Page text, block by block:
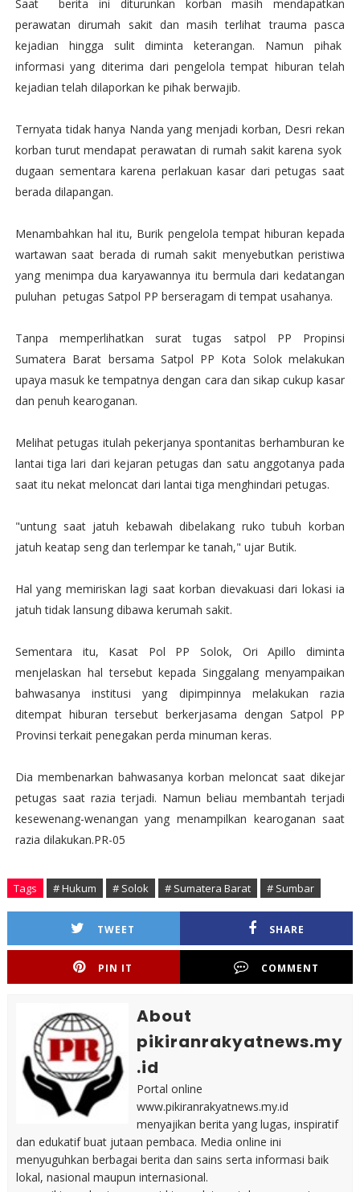
Saat berita ini diturunkan korban masih mendapatkan
perawatan dirumah sakit dan masih terlihat trauma pasca
kejadian hingga sulit diminta keterangan. Namun pihak
informasi yang diterima dari pengelola tempat hiburan telah
kejadian telah dilaporkan ke pihak berwajib.
Ternyata tidak hanya Nanda yang menjadi korban, Desri rekan
korban turut mendapat perawatan di rumah sakit karena syok
dugaan sementara karena perlakuan kasar dari petugas saat
berada dilapangan.
Menambahkan hal itu, Burik pengelola tempat hiburan kepada
wartawan saat berada di rumah sakit menyebutkan peristiwa
yang menimpa dua karyawannya itu bermula dari kedatangan
puluhan petugas Satpol PP berseragam di tempat usahanya.
Tanpa memperlihatkan surat tugas satpol PP Propinsi
Sumatera Barat bersama Satpol PP Kota Solok melakukan
upaya masuk ke tempatnya dengan cara dan sikap cukup kasar
dan penuh kearoganan.
Melihat petugas itulah pekerjanya spontanitas berhamburan ke
lantai tiga lari dari kejaran petugas dan satu anggotanya pada
saat itu nekat meloncat dari lantai tiga menghindari petugas.
"untung saat jatuh kebawah dibelakang ruko tubuh korban
jatuh keatap seng dan terlempar ke tanah," ujar Butik.
Hal yang memiriskan lagi saat korban dievakuasi dari lokasi ia
jatuh tidak lansung dibawa kerumah sakit.
Sementara itu, Kasat Pol PP Solok, Ori Apillo diminta
menjelaskan hal tersebut kepada Singgalang menyampaikan
bahwasanya institusi yang dipimpinnya melakukan razia
ditempat hiburan tersebut berkerjasama dengan Satpol PP
Provinsi terkait penegakan perda minuman keras.
Dia membenarkan bahwasanya korban meloncat saat dikejar
petugas saat razia terjadi. Namun beliau membantah terjadi
kesewenang-wenangan yang menampilkan kearoganan saat
razia dilakukan.PR-05
Tags # Hukum # Solok # Sumatera Barat # Sumbar
TWEET SHARE
PIN IT COMMENT
About
pikiranrakyatnews.my
.id
Portal online
www.pikiranrakyatnews.my.id
menyajikan berita yang lugas, inspiratif
dan edukatif buat jutaan pembaca. Media online ini
menyuguhkan berbagai berita dan sains serta informasi baik
lokal, nasional maupun internasional.